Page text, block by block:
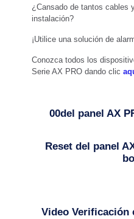
¿Cansado de tantos cables
instalación?
¡Utilice una solución de
Conozca todos los
Serie AX PRO dando clic
00del panel AX
Reset del panel
Video Verificación